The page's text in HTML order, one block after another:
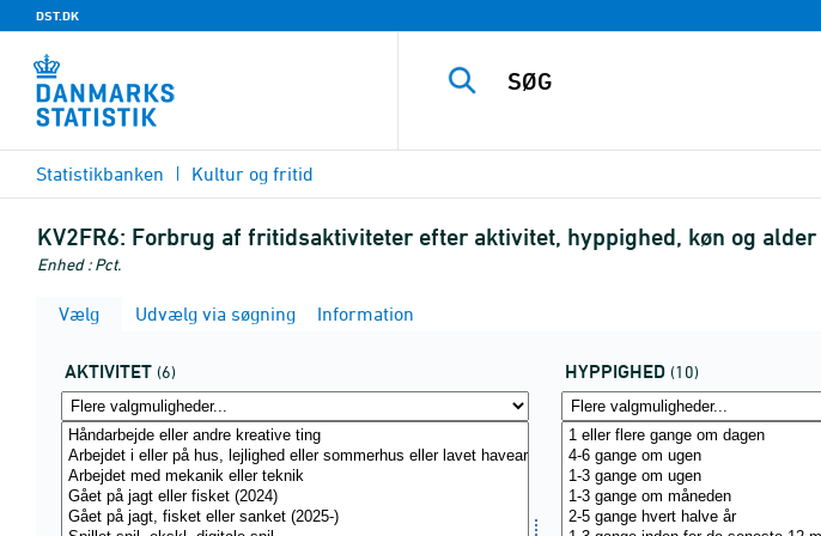
DST.DK
Statistikbanken Kultur og fritid
KV2FR6: Forbrug af fritidsaktiviteter efter aktivitet, hyppighed, køn og alder
Enhed : Pct.
Vælg Udvælg via søgning Information
AKTIVITET (6) HYPPIGHED (10)